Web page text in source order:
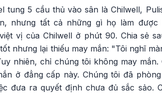
tung 5 cầu thủ vào sân là Chilwell,
nhưng tất cả những gì họ làm
vị của Chilwell ở phút 90. Chia sẻ
nhưng lại thiếu may mắn: "Tôi nghĩ
nhiên, chỉ chúng tôi không may
ở đẳng cấp này. Chúng tôi đã
đưa ra quyết định chưa đủ sắc sảo.